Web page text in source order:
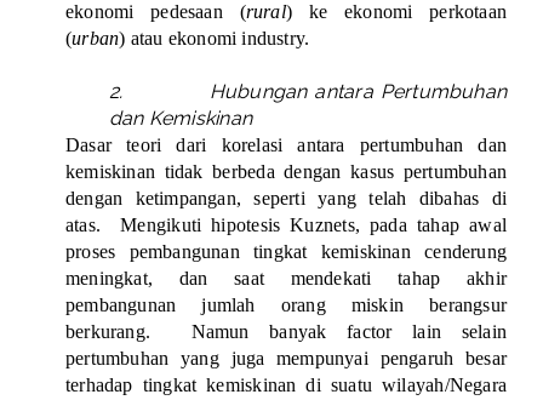
ekonomi pedesaan (rural) ke ekonomi perkotaan
(urban) atau ekonomi industry.
2.
Hubungan antara Pertumbuhan
dan Kemiskinan
Dasar teori dari korelasi antara pertumbuhan dan
kemiskinan tidak berbeda dengan kasus pertumbuhan
dengan ketimpangan, seperti yang telah dibahas di
atas.
Mengikuti hipotesis Kuznets, pada tahap awal
proses pembangunan tingkat kemiskinan cenderung
meningkat, dan saat mendekati tahap akhir
pembangunan jumlah orang miskin berangsur
berkurang.
Namun banyak factor lain selain
pertumbuhan yang juga mempunyai pengaruh besar
terhadap tingkat kemiskinan di suatu wilayah/Negara